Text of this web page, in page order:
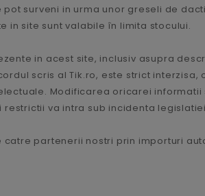
surveni in urma unor greseli de
in site sunt valabile în limita stocului.
in acest site, inclusiv asupra
scris al Tik.ro, este strict
Modificarea oricarei informatii
va intra sub incidenta
partenerii nostri prin importuri